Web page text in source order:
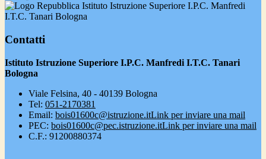
Istituto Istruzione Superiore I.P.C. Manfredi
I.T.C. Tanari Bologna
Contatti
Istituto Istruzione Superiore I.P.C. Manfredi I.T.C. Tanari
Bologna
Viale Felsina, 40 - 40139 Bologna
Tel: 051-2170381
Email: bois01600c@istruzione.itLink per inviare una mail
PEC: bois01600c@pec.istruzione.itLink per inviare una mail
C.F.: 91200880374